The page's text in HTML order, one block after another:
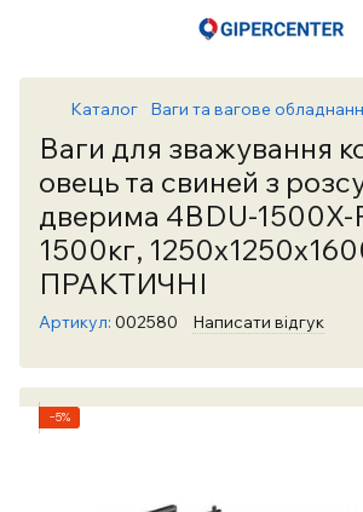
Каталог Ваги та вагове
Ваги для зважування
овець та свиней з
дверима 4BDU-
1500кг,
ПРАКТИЧНІ
Артикул: 002580 Написати відгук
−5%